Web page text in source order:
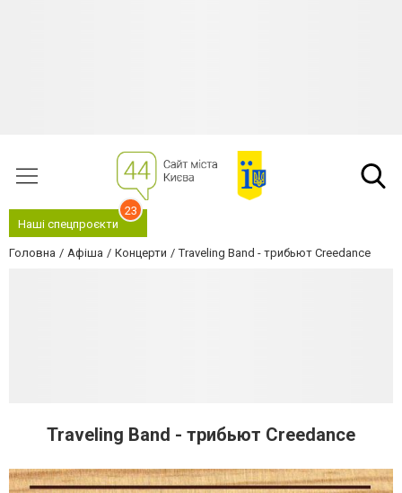
Наші спецпроєкти
23
Головна Афіша Концерти Traveling Band - трибьют Creedance
Traveling Band - трибьют Creedance